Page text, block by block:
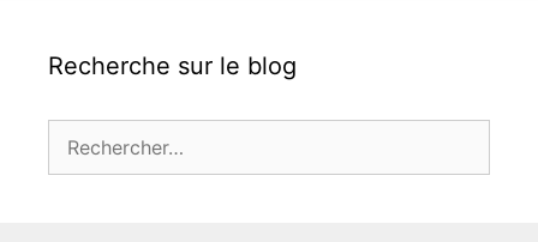
Recherche sur le blog